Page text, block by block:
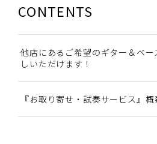
CONTENTS
他店にあるご希望のギター＆ベ
しいただけます！
『お取り寄せ・試奏サービス』概